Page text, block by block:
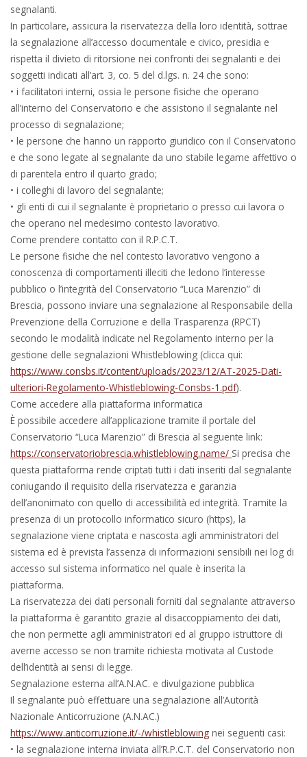
segnalanti.
In particolare, assicura la riservatezza della loro identità, sottrae
la segnalazione all’accesso documentale e civico, presidia e
rispetta il divieto di ritorsione nei confronti dei segnalanti e dei
soggetti indicati all’art. 3, co. 5 del d.lgs. n. 24 che sono:
• i facilitatori interni, ossia le persone fisiche che operano
all’interno del Conservatorio e che assistono il segnalante nel
processo di segnalazione;
• le persone che hanno un rapporto giuridico con il Conservatorio
e che sono legate al segnalante da uno stabile legame affettivo o
di parentela entro il quarto grado;
• i colleghi di lavoro del segnalante;
• gli enti di cui il segnalante è proprietario o presso cui lavora o
che operano nel medesimo contesto lavorativo.
Come prendere contatto con il R.P.C.T.
Le persone fisiche che nel contesto lavorativo vengono a
conoscenza di comportamenti illeciti che ledono l’interesse
pubblico o l’integrità del Conservatorio “Luca Marenzio” di
Brescia, possono inviare una segnalazione al Responsabile della
Prevenzione della Corruzione e della Trasparenza (RPCT)
secondo le modalità indicate nel Regolamento interno per la
gestione delle segnalazioni Whistleblowing (clicca qui:
https://www.consbs.it/content/uploads/2023/12/AT-2025-Dati-
ulteriori-Regolamento-Whistleblowing-Consbs-1.pdf).
Come accedere alla piattaforma informatica
È possibile accedere all’applicazione tramite il portale del
Conservatorio “Luca Marenzio” di Brescia al seguente link:
https://conservatoriobrescia.whistleblowing.name/ Si precisa che
questa piattaforma rende criptati tutti i dati inseriti dal segnalante
coniugando il requisito della riservatezza e garanzia
dell’anonimato con quello di accessibilità ed integrità. Tramite la
presenza di un protocollo informatico sicuro (https), la
segnalazione viene criptata e nascosta agli amministratori del
sistema ed è prevista l’assenza di informazioni sensibili nei log di
accesso sul sistema informatico nel quale è inserita la
piattaforma.
La riservatezza dei dati personali forniti dal segnalante attraverso
la piattaforma è garantito grazie al disaccoppiamento dei dati,
che non permette agli amministratori ed al gruppo istruttore di
averne accesso se non tramite richiesta motivata al Custode
dell’identità ai sensi di legge.
Segnalazione esterna all’A.N.AC. e divulgazione pubblica
Il segnalante può effettuare una segnalazione all’Autorità
Nazionale Anticorruzione (A.N.AC.)
https://www.anticorruzione.it/-/whistleblowing nei seguenti casi:
• la segnalazione interna inviata all’R.P.C.T. del Conservatorio non